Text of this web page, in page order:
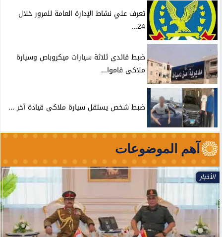
تعرف علي نشاط الإدارة العامة للمرور خلال
24...
ضبط قائدى ثلاثة سيارات ميكروباص وسيارة
ملاكى قاموا...
ضبط شخص يستقل سيارة ملاكى قيادة آخر ...
آهم الموضوعات
الأخبار